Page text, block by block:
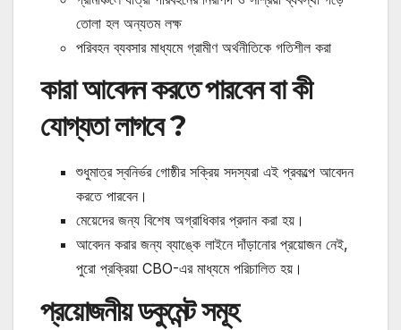
তোলা হল অন্যতম লক্ষ
পরিবহন ব্যবসার মাধ্যমে গ্রামীণ অর্থনীতিকে গতিশীল করা
কারা আবেদন করতে পারবেন বা কী
যোগ্যতা লাগবে ?
শুধুমাত্র স্বনির্ভর গোষ্ঠীর সক্রিয় সদস্যরা এই প্রকল্পে আবেদন
করতে পারবেন।
মেয়েদের জন্য বিশেষ অগ্রাধিকার প্রদান করা হয়।
আবেদন করার জন্য ব্যাঙ্কে লাইনে দাঁড়ানোর প্রয়োজন নেই,
পুরো প্রক্রিয়া CBO-এর মাধ্যমে পরিচালিত হয়।
প্রয়োজনীয় ডকুমেন্ট সমূহ